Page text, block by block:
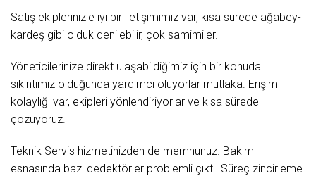
Satış ekiplerinizle iyi bir iletişimimiz var, kısa sürede ağabey-
kardeş gibi olduk denilebilir, çok samimiler.
Yöneticilerinize direkt ulaşabildiğimiz için bir konuda
sıkıntımız olduğunda yardımcı oluyorlar mutlaka. Erişim
kolaylığı var, ekipleri yönlendiriyorlar ve kısa sürede
çözüyoruz.
Teknik Servis hizmetinizden de memnunuz. Bakım
esnasında bazı dedektörler problemli çıktı. Süreç zincirleme